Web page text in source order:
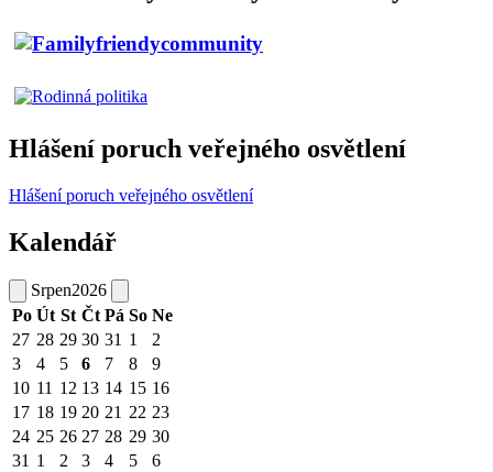
Hlášení poruch veřejného osvětlení
Hlášení poruch veřejného osvětlení
Kalendář
Srpen2026
Po Út St Čt Pá So Ne
27 28 29 30 31 1
2
3
4 5 6 7 8
9
10 11 12 13 14 15 16
17 18 19 20 21 22 23
24 25 26 27 28 29 30
31 1 2 3 4 5 6